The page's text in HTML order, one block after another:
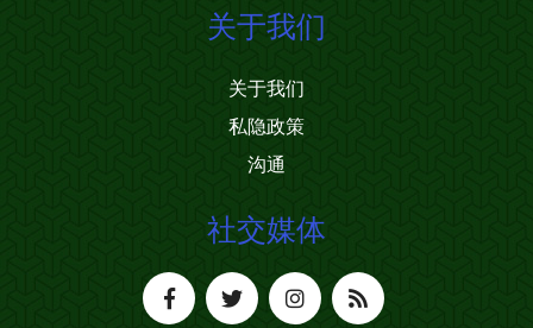
关于我们
关于我们
私隐政策
沟通
社交媒体